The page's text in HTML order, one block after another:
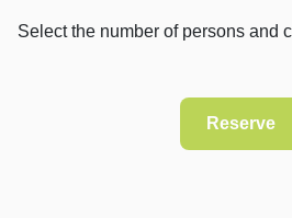
Select the number of persons and